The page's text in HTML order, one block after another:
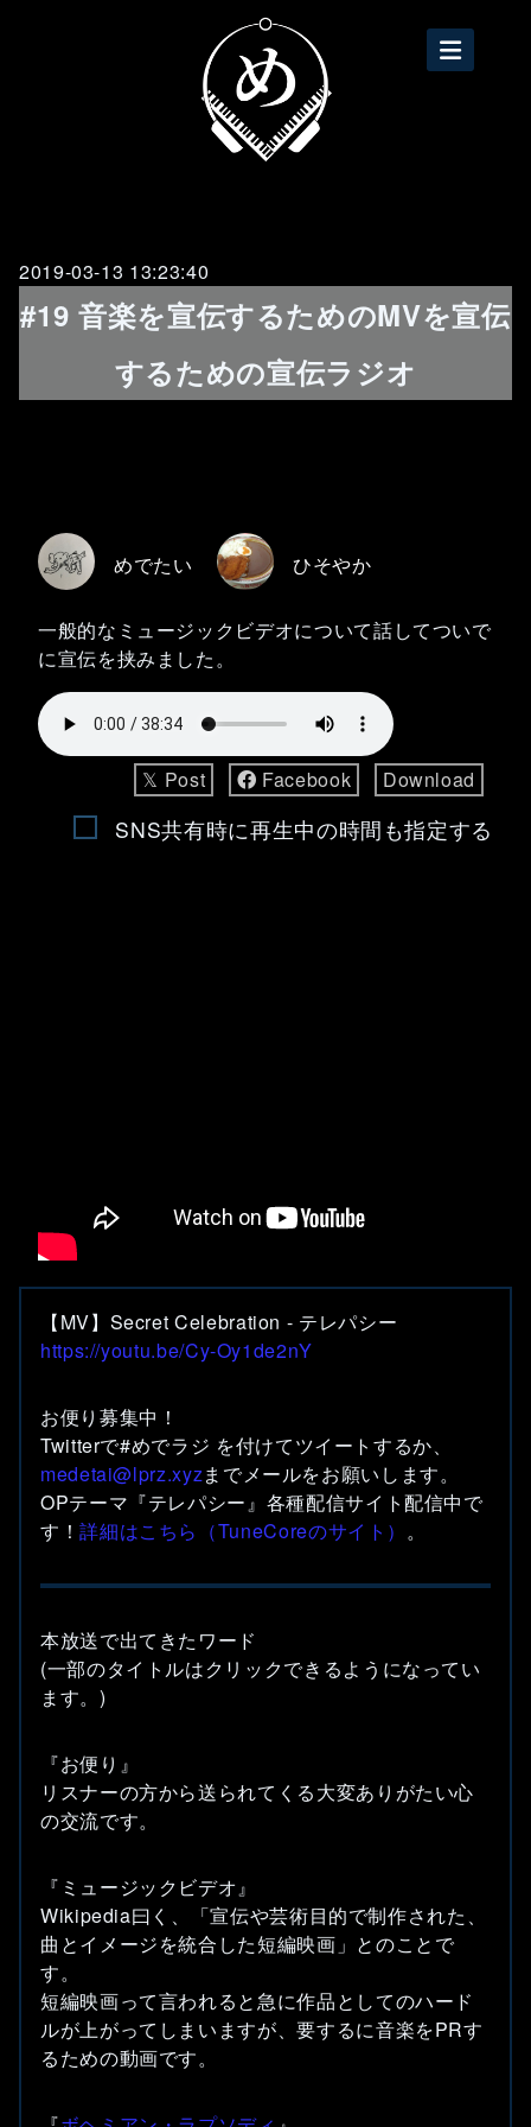
2019-03-13 13:23:40
#19 音楽を宣伝するためのMVを宣伝
するための宣伝ラジオ
めでたい ひそやか
一般的なミュージックビデオについて話してついで
に宣伝を挟みました。
𝕏 Post Facebook Download
SNS共有時に再生中の時間も指定する
【MV】Secret Celebration - テレパシー
https://youtu.be/Cy-Oy1de2nY
お便り募集中！
Twitterで#めでラジ を付けてツイートするか、
medetai@lprz.xyzまでメールをお願いします。
OPテーマ『テレパシー』各種配信サイト配信中で
す！詳細はこちら（TuneCoreのサイト） 。
本放送で出てきたワード
(一部のタイトルはクリックできるようになってい
ます。)
『お便り』
リスナーの方から送られてくる大変ありがたい心
の交流です。
『ミュージックビデオ』
Wikipedia曰く、「宣伝や芸術目的で制作された、
曲とイメージを統合した短編映画」とのことで
す。
短編映画って言われると急に作品としてのハード
ルが上がってしまいますが、要するに音楽をPRす
るための動画です。